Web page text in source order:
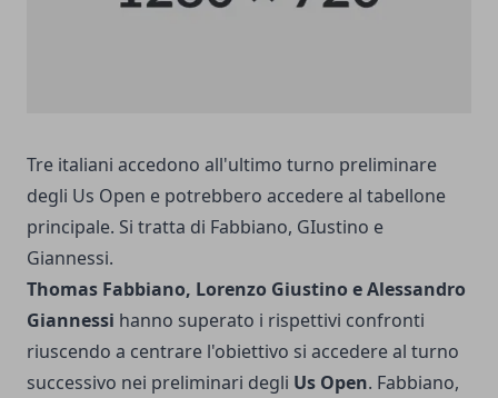
Tre italiani accedono all'ultimo turno preliminare
degli Us Open e potrebbero accedere al tabellone
principale. Si tratta di Fabbiano, GIustino e
Giannessi.
Thomas Fabbiano, Lorenzo Giustino e Alessandro
Giannessi hanno superato i rispettivi confronti
riuscendo a centrare l'obiettivo si accedere al turno
successivo nei preliminari degli Us Open. Fabbiano,